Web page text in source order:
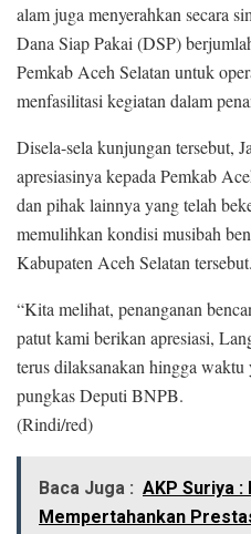
alam juga menyerahkan secara
Dana Siap Pakai (DSP)
Pemkab Aceh Selatan untuk
menfasilitasi kegiatan dalam
Disela-sela kunjungan tersebut,
apresiasinya kepada Pemkab
dan pihak lainnya yang telah
memulihkan kondisi musibah
Kabupaten Aceh Selatan tersebut.
“Kita melihat, penanganan
patut kami berikan apresiasi,
terus dilaksanakan hingga
pungkas Deputi BNPB.
(Rindi/red)
Baca Juga : AKP Suriya
Mempertahankan